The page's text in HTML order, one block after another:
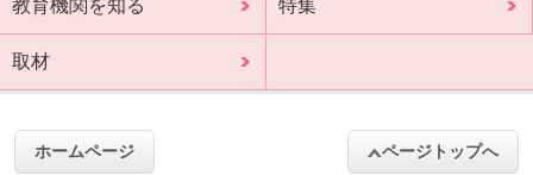
教育機関を知る 特集
取材
ホームページ ページトップへ